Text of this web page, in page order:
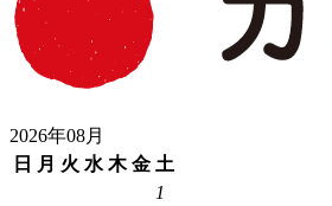
2026年08月
日
月 火 水 木 金 土
1